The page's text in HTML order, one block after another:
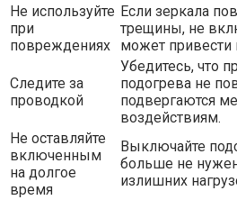
Не используйте
при
повреждениях
Если зеркала
трещины, не
может
Следите за
проводкой
Убедитесь, что
подогрева не
подвергаются
воздействиям.
Не оставляйте
включенным
на долгое
время
Выключайте
больше не
излишних